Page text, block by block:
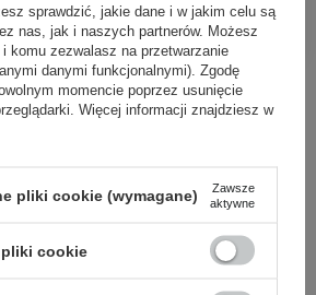
DODAJ DO KOSZYKA
sprawdzali również
sprawdzić, jakie dane i w jakim celu są
nas, jak i naszych partnerów. Możesz
komu zezwalasz na przetwarzanie
danymi funkcjonalnymi). Zgodę
momencie poprzez usunięcie
Więcej informacji znajdziesz w
pliki cookie (wymagane)
Zawsze
aktywne
cookie